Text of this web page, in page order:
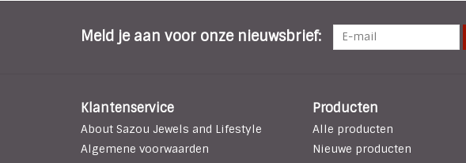
Meld je aan voor onze nieuwsbrief:
Klantenservice
About Sazou Jewels and Lifestyle
Algemene voorwaarden
Producten
Alle producten
Nieuwe producten